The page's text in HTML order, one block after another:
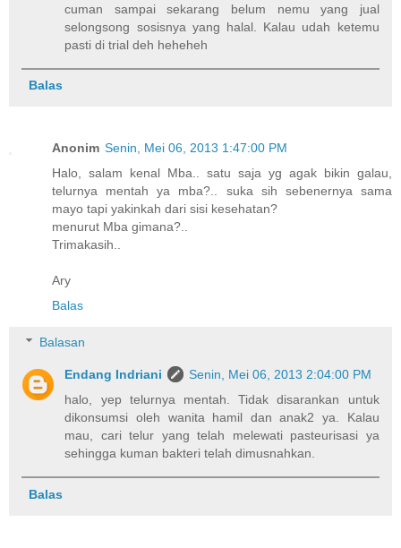
cuman sampai sekarang belum nemu yang jual
selongsong sosisnya yang halal. Kalau udah ketemu
pasti di trial deh heheheh
Balas
Anonim Senin, Mei 06, 2013 1:47:00 PM
Halo, salam kenal Mba.. satu saja yg agak bikin galau,
telurnya mentah ya mba?.. suka sih sebenernya sama
mayo tapi yakinkah dari sisi kesehatan?
menurut Mba gimana?..
Trimakasih..
Ary
Balas
Balasan
Endang Indriani
Senin, Mei 06, 2013 2:04:00 PM
halo, yep telurnya mentah. Tidak disarankan untuk
dikonsumsi oleh wanita hamil dan anak2 ya. Kalau
mau, cari telur yang telah melewati pasteurisasi ya
sehingga kuman bakteri telah dimusnahkan.
Balas